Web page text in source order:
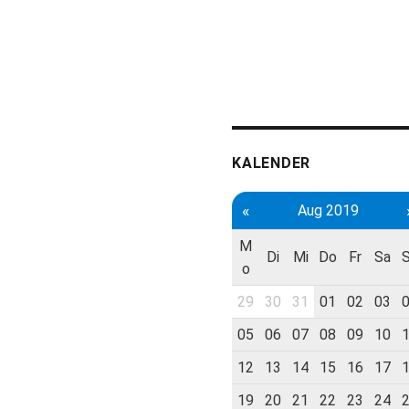
KALENDER
« Aug 2019
M
o
Di Mi Do Fr Sa
29 30 31 01 02 03
05
06 07 08 09 10
12
13 14 15 16 17
19
20 21 22 23 24